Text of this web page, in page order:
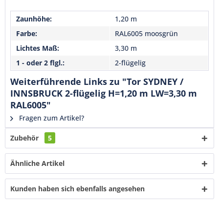
Zaunhöhe:
1,20 m
Farbe:
RAL6005 moosgrün
Lichtes Maß:
3,30 m
1 - oder 2 flgl.:
2-flügelig
Weiterführende Links zu "Tor SYDNEY /
INNSBRUCK 2-flügelig H=1,20 m LW=3,30 m
RAL6005"
Fragen zum Artikel?
Zubehör 5
Ähnliche Artikel
Kunden haben sich ebenfalls angesehen